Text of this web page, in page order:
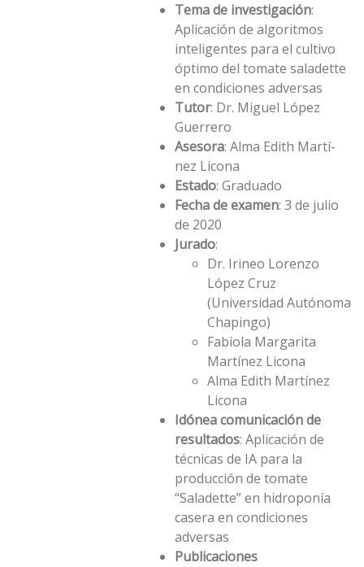
Tema de investigación:
Aplicación de algoritmos
inteligentes para el cultivo
óptimo del tomate saladette
en condiciones adversas
Tutor: Dr. Miguel López
Guerrero
Asesora: Alma Edith Martí­
nez Licona
Estado: Graduado
Fecha de examen: 3 de julio
de 2020
Jurado:
Dr. Irineo Lorenzo
López Cruz
(Universidad Autónoma
Chapingo)
Fabiola Margarita
Martí­nez Licona
Alma Edith Martí­nez
Licona
Idónea comunicación de
resultados: Aplicación de
técnicas de IA para la
producción de tomate
“Saladette” en hidroponía
casera en condiciones
adversas
Publicaciones